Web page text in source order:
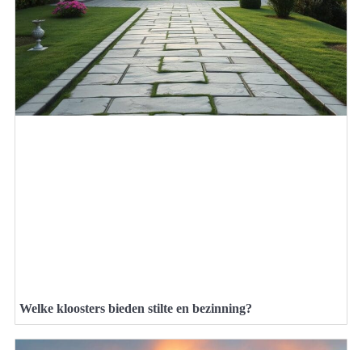
Welke kloosters bieden stilte en bezinning?